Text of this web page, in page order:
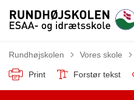
Rundhøjskolen Tilbage til
Vores skole
Print Forstør tekst